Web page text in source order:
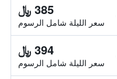
385 ﷼
سعر الليلة شامل الرسوم
394 ﷼
سعر الليلة شامل الرسوم